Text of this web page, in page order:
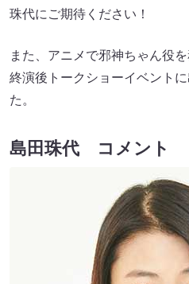
珠代にご期待ください！
また、アニメで邪神ちゃん役
終演後トークショーイベント
た。
島田珠代 コメント